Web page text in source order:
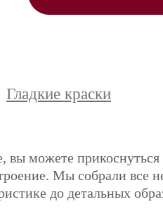
Гладкие краски
можете
Мы собрали все
до детальных